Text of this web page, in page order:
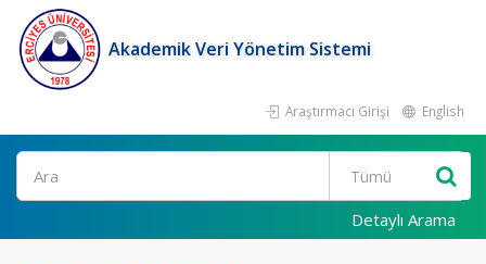
Akademik Veri Yönetim Sistemi
Araştırmacı Girişi English
Ara
Detaylı Arama